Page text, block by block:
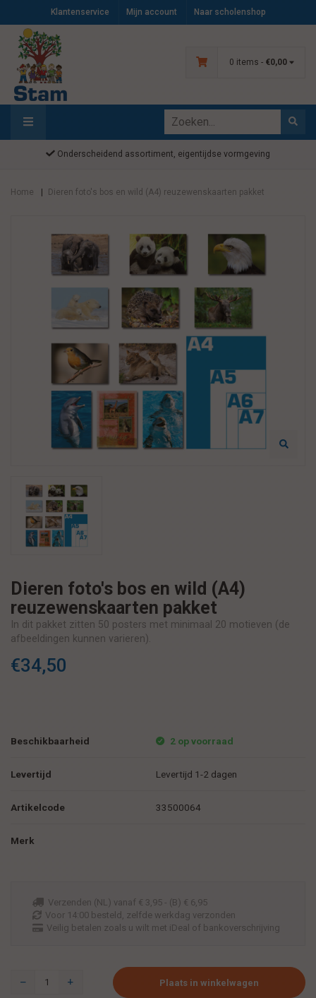
Klantenservice Mijn account Naar scholenshop
0 items - €0,00
Onderscheidend assortiment, eigentijdse vormgeving
Home Dieren foto's bos en wild (A4) reuzewenskaarten pakket
Dieren foto's bos en wild (A4)
reuzewenskaarten pakket
In dit pakket zitten 50 posters met minimaal 20 motieven (de
afbeeldingen kunnen varieren).
€34,50
Beschikbaarheid 2 op voorraad
Levertijd Levertijd 1-2 dagen
Artikelcode 33500064
Merk
Verzenden (NL) vanaf € 3,95 - (B) € 6,95
Voor 14:00 besteld, zelfde werkdag verzonden
Veilig betalen zoals u wilt met iDeal of bankoverschrijving
Plaats in winkelwagen